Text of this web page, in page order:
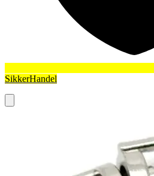
SikkerHandel